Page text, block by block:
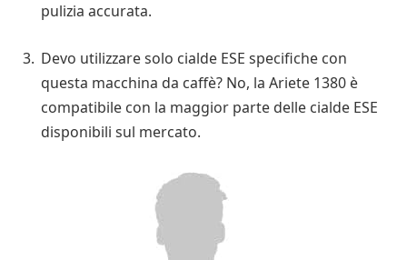
pulizia accurata.
Devo utilizzare solo cialde ESE specifiche con
questa macchina da caffè? No, la Ariete 1380 è
compatibile con la maggior parte delle cialde ESE
disponibili sul mercato.